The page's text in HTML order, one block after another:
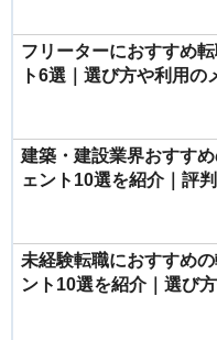
フリーターにおすすめ
ト6選｜選び方や利用の
建築・建設業界おすす
ェント10選を紹介｜評
未経験転職におすすめ
ント10選を紹介｜選び